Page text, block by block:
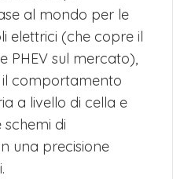
al mondo per le
elettrici (che copre il
PHEV sul mercato),
il comportamento
a livello di cella e
di
una precisione